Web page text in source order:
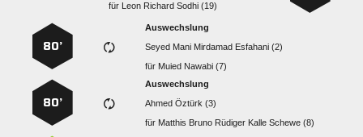
für    
Auswechslung
    
für   
80’
Auswechslung
  
für      
80’